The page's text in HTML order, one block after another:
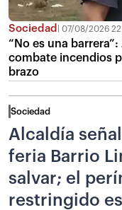
Sociedad 07/08/2026
“No es una
combate incendios
brazo
Sociedad
Alcaldía
feria Barrio
salvar; el
restringido